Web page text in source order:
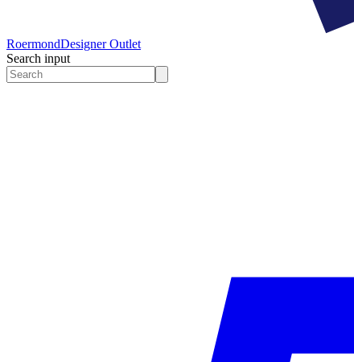
RoermondDesigner Outlet
Search input